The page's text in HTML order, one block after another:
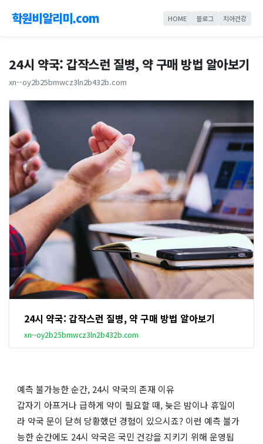
학원비알리미.com HOME 블로그 치아건강
24시 약국: 갑작스런 질병, 약 구매 방법 알아보기
xn--oy2b25bmwcz3ln2b432b.com
24시 약국: 갑작스런 질병, 약 구매 방법 알아보기
xn--oy2b25bmwcz3ln2b432b.com
예측 불가능한 순간, 24시 약국의 존재 이유
갑자기 아프거나 급하게 약이 필요할 때, 늦은 밤이나 휴일이
라 약국 문이 닫혀 당황했던 경험이 있으시죠? 이런 예측 불가
능한 순간에도 24시 약국은 국민 건강을 지키기 위해 운영됩